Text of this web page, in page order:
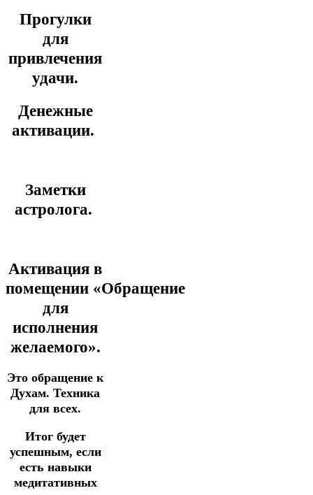
Прогулки
для
привлечения
удачи.
Денежные
активации.
Заметки
астролога.
Активация в
помещении «Обращение
для
исполнения
желаемого».
Это обращение к
Духам. Техника
для всех.
Итог будет
успешным, если
есть навыки
медитативных